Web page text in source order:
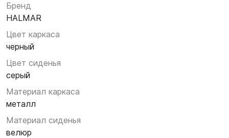
Бренд
HALMAR
Цвет каркаса
черный
Цвет сиденья
серый
Материал каркаса
металл
Материал сиденья
велюр